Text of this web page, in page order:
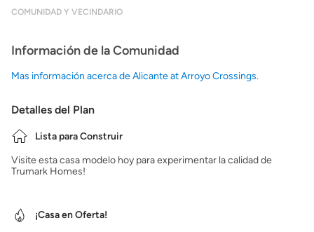
COMUNIDAD Y VECINDARIO
Información de la Comunidad
Mas información acerca de Alicante at Arroyo Crossings.
Detalles del Plan
Lista para Construir
Visite esta casa modelo hoy para experimentar la calidad de
Trumark Homes!
¡Casa en Oferta!